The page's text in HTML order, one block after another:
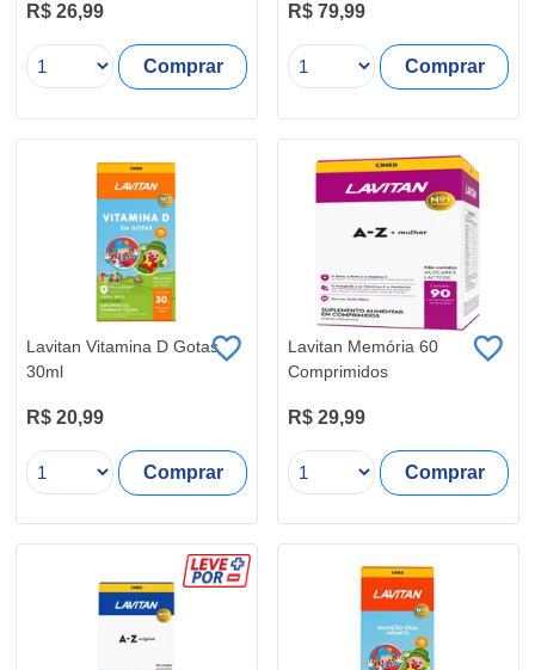
R$ 26,99
Comprar
R$ 79,99
Comprar
Lavitan Vitamina D Gotas
30ml
R$ 20,99
Comprar
Lavitan Memória 60
Comprimidos
R$ 29,99
Comprar